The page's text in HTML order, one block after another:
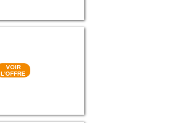
VOIR
L'OFFRE